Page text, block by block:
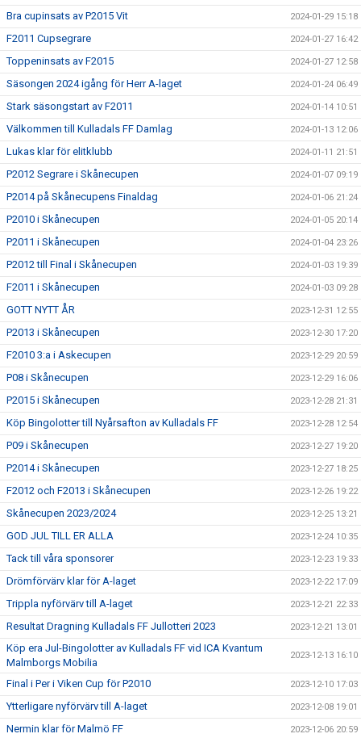
Bra cupinsats av P2015 Vit 2024-01-29 15:18
F2011 Cupsegrare 2024-01-27 16:42
Toppeninsats av F2015 2024-01-27 12:58
Säsongen 2024 igång för Herr A-laget 2024-01-24 06:49
Stark säsongstart av F2011 2024-01-14 10:51
Välkommen till Kulladals FF Damlag 2024-01-13 12:06
Lukas klar för elitklubb 2024-01-11 21:51
P2012 Segrare i Skånecupen 2024-01-07 09:19
P2014 på Skånecupens Finaldag 2024-01-06 21:24
P2010 i Skånecupen 2024-01-05 20:14
P2011 i Skånecupen 2024-01-04 23:26
P2012 till Final i Skånecupen 2024-01-03 19:39
F2011 i Skånecupen 2024-01-03 09:28
GOTT NYTT ÅR 2023-12-31 12:55
P2013 i Skånecupen 2023-12-30 17:20
F2010 3:a i Askecupen 2023-12-29 20:59
P08 i Skånecupen 2023-12-29 16:06
P2015 i Skånecupen 2023-12-28 21:31
Köp Bingolotter till Nyårsafton av Kulladals FF 2023-12-28 12:54
P09 i Skånecupen 2023-12-27 19:20
P2014 i Skånecupen 2023-12-27 18:25
F2012 och F2013 i Skånecupen 2023-12-26 19:22
Skånecupen 2023/2024 2023-12-25 13:21
GOD JUL TILL ER ALLA 2023-12-24 10:35
Tack till våra sponsorer 2023-12-23 19:33
Drömförvärv klar för A-laget 2023-12-22 17:09
Trippla nyförvärv till A-laget 2023-12-21 22:33
Resultat Dragning Kulladals FF Jullotteri 2023 2023-12-21 13:01
Köp era Jul-Bingolotter av Kulladals FF vid ICA Kvantum
Malmborgs Mobilia
2023-12-13 16:10
Final i Per i Viken Cup för P2010 2023-12-10 17:03
Ytterligare nyförvärv till A-laget 2023-12-08 19:01
Nermin klar för Malmö FF 2023-12-06 20:59